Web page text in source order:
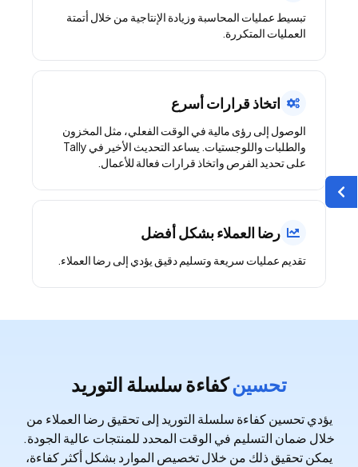
تبسيط عمليات المحاسبة وزيادة الإنتاجية من خلال أتمتة
العمليات المتكررة.
اتخاذ قرارات أسرع
الوصول إلى رؤى مالية في الوقت الفعلي، مثل المخزون
والطلبات واللوجستيات. يساعد التحديث الأخير في Tally
على تحديد الفرص واتخاذ قرارات فعالة للأعمال.
رضا العملاء بشكل أفضل
تقديم عمليات سريعة وتسليم دقيق يؤدي إلى رضا العملاء.
تحسينكفاءة سلسلة التوريد
يؤدي تحسين كفاءة سلسلة التوريد إلى تحقيق رضا العملاء من
خلال ضمان التسليم في الوقت المحدد للمنتجات عالية الجودة.
يمكن تحقيق ذلك من خلال تخصيص الموارد بشكل أكثر كفاءة،